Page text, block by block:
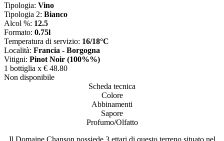
Tipologia: Vino
Tipologia 2: Bianco
Alcol %: 12.5
Formato: 0.75l
Temperatura di servizio: 16/18°C
Località: Francia - Borgogna
Vitigni: Pinot Noir (100%%)
1 bottiglia x € 48.80
Non disponibile
Scheda tecnica
Colore
Abbinamenti
Sapore
Profumo/Olfatto
Il Domaine Chanson possiede 3 ettari di questo terreno situato nel